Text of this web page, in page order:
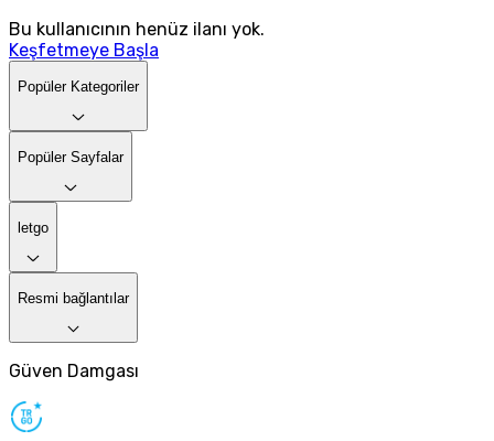
Bu kullanıcının henüz ilanı yok.
Keşfetmeye Başla
Popüler Kategoriler
Popüler Sayfalar
letgo
Resmi bağlantılar
Güven Damgası